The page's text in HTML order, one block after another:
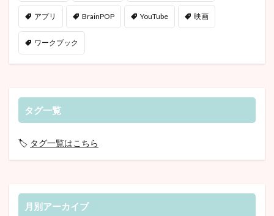
アプリ BrainPOP YouTube 映画
ワークブック
タグ一覧
🏷️ タグ一覧はこちら
月別アーカイブ